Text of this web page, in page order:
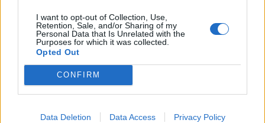
I want to opt-out of Collection, Use,
Retention, Sale, and/or Sharing of my
Personal Data that Is Unrelated with the
Purposes for which it was collected.
Opted Out
CONFIRM
Data Deletion Data Access Privacy Policy